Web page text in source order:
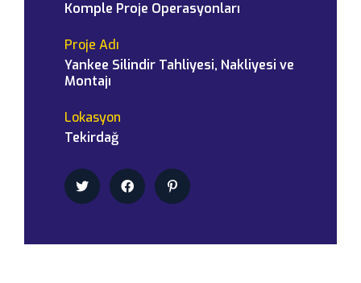
Komple Proje Operasyonları
Proje Adı
Yankee Silindir Tahliyesi, Nakliyesi ve
Montajı
Lokasyon
Tekirdağ